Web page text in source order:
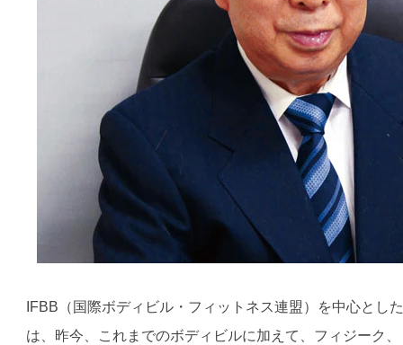
IFBB（国際ボディビル・フィットネス連盟）を中心とし
は、昨今、これまでのボディビルに加えて、フィジーク